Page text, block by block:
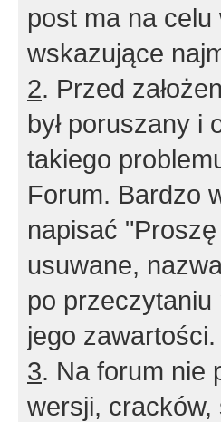
post ma na
wskazujące
2. Przed
był poruszany i
takiego
Forum. Bardzo
napisać
usuwane,
po przeczytaniu
jego zawartości.
3. Na forum nie
wersji, cracków,